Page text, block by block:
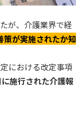
が、介護業界で経
策が実施されたか知
における改定事項
施行された介護報